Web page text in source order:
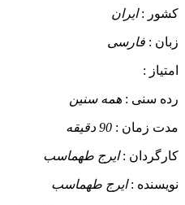
کشور :ایران
زبان : فارسی
امتیاز :
رده سنی : همه سنین
مدت زمان : 90 دقیقه
کارگردان :ایرج طهماسب
نویسنده :ایرج طهماسب